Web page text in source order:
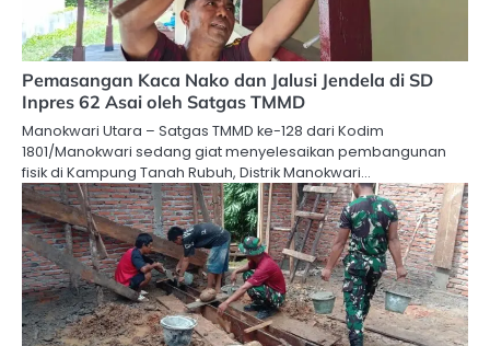
Pemasangan Kaca Nako dan Jalusi Jendela di SD
Inpres 62 Asai oleh Satgas TMMD
Manokwari Utara – Satgas TMMD ke-128 dari Kodim
1801/Manokwari sedang giat menyelesaikan pembangunan
fisik di Kampung Tanah Rubuh, Distrik Manokwari…